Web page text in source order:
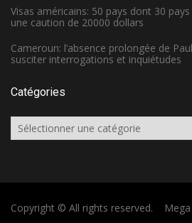
Visas américains: 50 pays dont 30
une caution de 20000 dollars
Cameroun: l’absence prolongée de
susciter interrogations et inquiétudes
Catégories
Catégories
Copyright © All rights reserved.